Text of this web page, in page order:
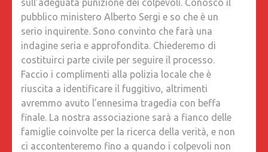
sull’adeguata punizione dei colpevoli. Conosco il
pubblico ministero Alberto Sergi e so che è un
serio inquirente. Sono convinto che farà una
indagine seria e approfondita. Chiederemo di
costituirci parte civile per seguire il processo.
Faccio i complimenti alla polizia locale che è
riuscita a identificare il fuggitivo, altrimenti
avremmo avuto l’ennesima tragedia con beffa
finale. La nostra associazione sarà a fianco delle
famiglie coinvolte per la ricerca della verità, e non
ci accontenteremo fino a quando i colpevoli non